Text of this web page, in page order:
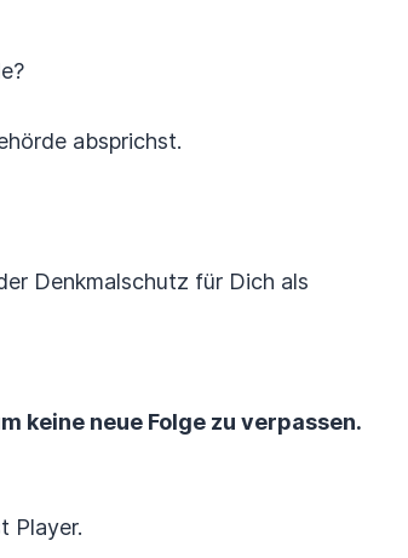
absprichst.
Denkmalschutz für Dich als
keine neue Folge zu verpassen.
Player.